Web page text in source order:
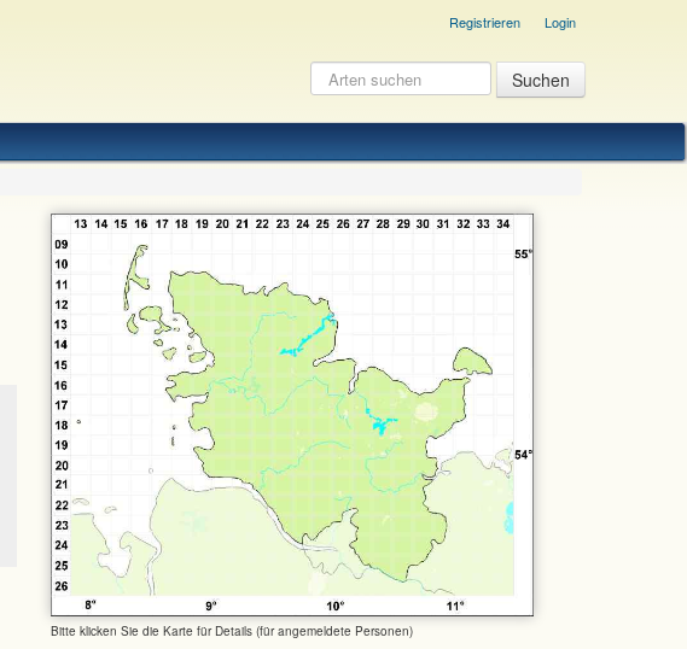
Registrieren Login
Bitte klicken Sie die Karte für Details (für angemeldete Personen)